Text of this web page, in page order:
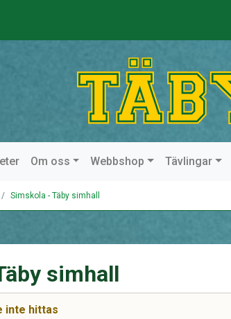
Om oss Webbshop Tävlingar
Simskola - Täby simhall
simhall
inte hittas